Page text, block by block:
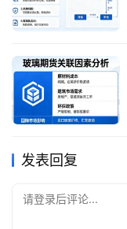
发表回复
请登录后评论...